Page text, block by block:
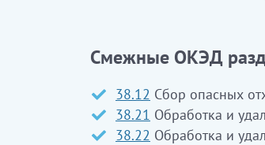
Смежные ОКЭД
38.12 Сбор опасных
38.21 Обработка и
38.22 Обработка и